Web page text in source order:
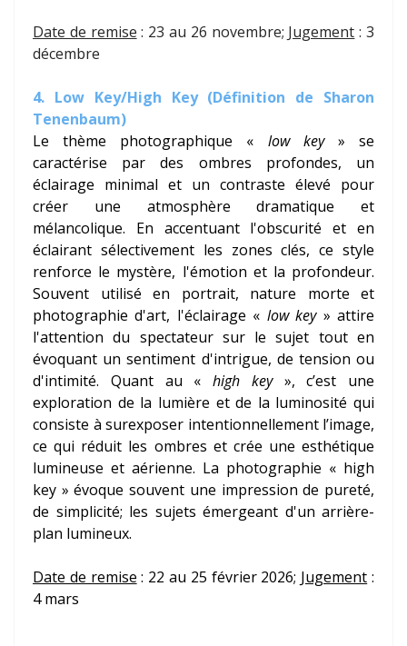
Date de remise : 23 au 26 novembre; Jugement : 3
décembre
4. Low Key/High Key (Définition de Sharon
Tenenbaum)
Le thème photographique « low key» se
caractérise par des ombres profondes, un
éclairage minimal et un contraste élevé pour
créer une atmosphère dramatique et
mélancolique. En accentuant l'obscurité et en
éclairant sélectivement les zones clés, ce style
renforce le mystère, l'émotion et la profondeur.
Souvent utilisé en portrait, nature morte et
photographie d'art, l'éclairage « low key» attire
l'attention du spectateur sur le sujet tout en
évoquant un sentiment d'intrigue, de tension ou
d'intimité. Quant au « high key», c’est une
exploration de la lumière et de la luminosité qui
consiste à surexposer intentionnellement l’image,
ce qui réduit les ombres et crée une esthétique
lumineuse et aérienne. La photographie « high
key » évoque souvent une impression de pureté,
de simplicité; les sujets émergeant d'un arrière-
plan lumineux.
Date de remise : 22 au 25 février 2026; Jugement :
4 mars